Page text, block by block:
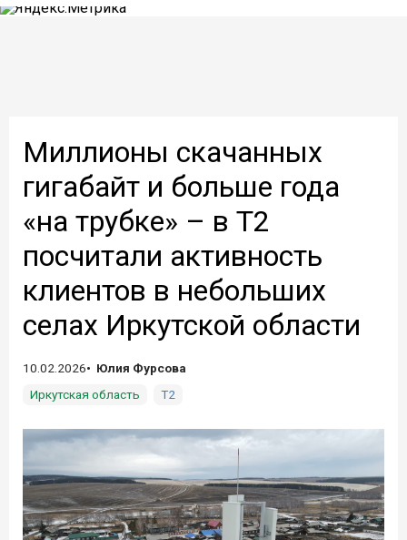
Миллионы скачанных
гигабайт и больше года
«на трубке» – в Т2
посчитали активность
клиентов в небольших
селах Иркутской области
10.02.2026
Юлия Фурсова
Иркутская область
Т2